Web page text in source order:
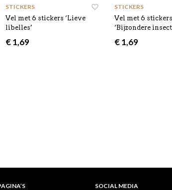
STICKERS
Vel met 6 stickers ‘Lieve
libelles’
€1,69
STICKERS
Vel met 6 stickers
‘Bijzondere
€1,69
SOCIAL MEDIA